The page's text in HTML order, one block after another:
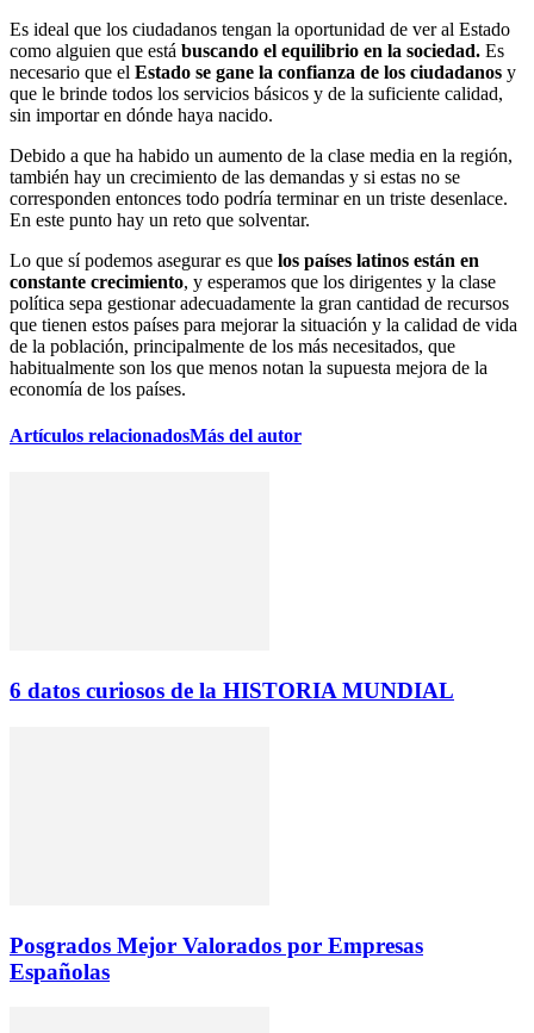
Es ideal que los ciudadanos tengan la oportunidad de ver al Estado
como alguien que está buscando el equilibrio en la sociedad. Es
necesario que el Estado se gane la confianza de los ciudadanos y
que le brinde todos los servicios básicos y de la suficiente calidad,
sin importar en dónde haya nacido.
Debido a que ha habido un aumento de la clase media en la región,
también hay un crecimiento de las demandas y si estas no se
corresponden entonces todo podría terminar en un triste desenlace.
En este punto hay un reto que solventar.
Lo que sí podemos asegurar es que los países latinos están en
constante crecimiento, y esperamos que los dirigentes y la clase
política sepa gestionar adecuadamente la gran cantidad de recursos
que tienen estos países para mejorar la situación y la calidad de vida
de la población, principalmente de los más necesitados, que
habitualmente son los que menos notan la supuesta mejora de la
economía de los países.
Artículos relacionadosMás del autor
6 datos curiosos de la HISTORIA MUNDIAL
Posgrados Mejor Valorados por Empresas
Españolas